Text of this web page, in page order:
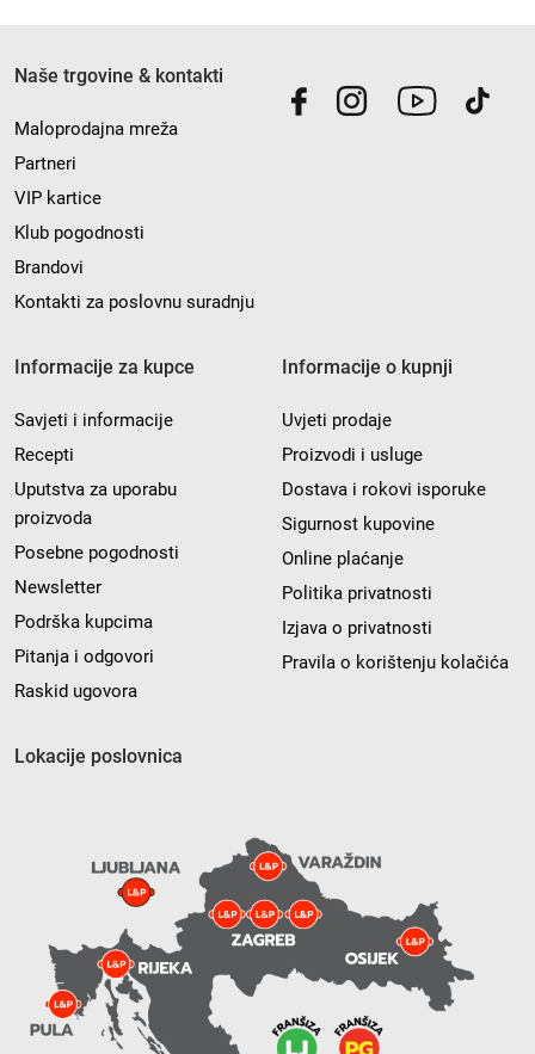
Naše trgovine & kontakti
Maloprodajna mreža
Partneri
VIP kartice
Klub pogodnosti
Brandovi
Kontakti za poslovnu suradnju
Informacije za kupce
Savjeti i informacije
Recepti
Uputstva za uporabu
proizvoda
Posebne pogodnosti
Newsletter
Podrška kupcima
Pitanja i odgovori
Raskid ugovora
Informacije o kupnji
Uvjeti prodaje
Proizvodi i usluge
Dostava i rokovi isporuke
Sigurnost kupovine
Online plaćanje
Politika privatnosti
Izjava o privatnosti
Pravila o korištenju kolačića
Lokacije poslovnica